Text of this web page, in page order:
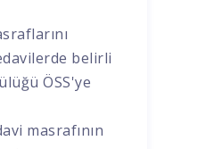
belirli
ÖSS'ye
masrafının